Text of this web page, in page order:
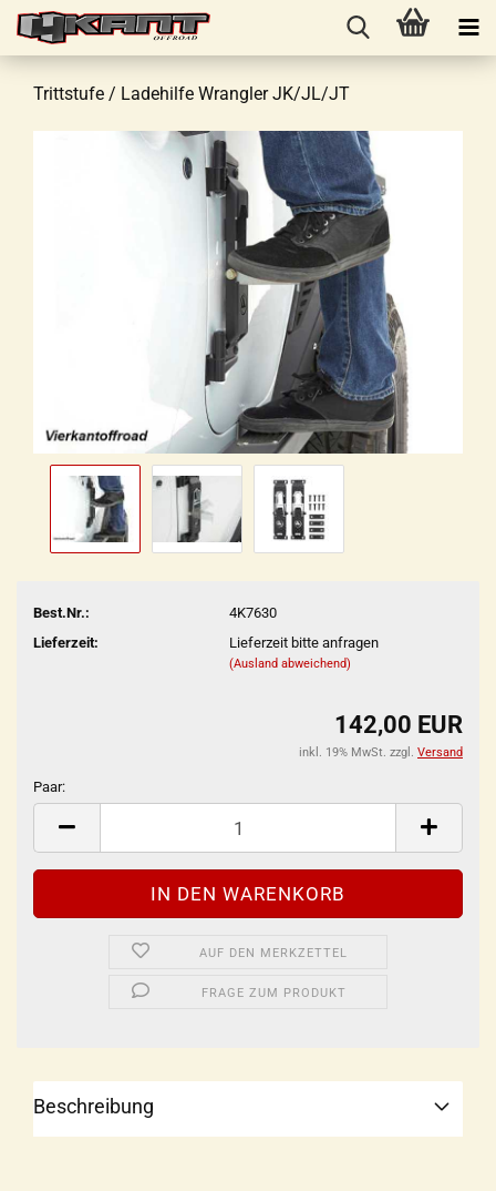
Trittstufe / Ladehilfe Wrangler JK/JL/JT
Best.Nr.:
4K7630
Lieferzeit:
Lieferzeit bitte anfragen
(Ausland abweichend)
142,00 EUR
inkl. 19% MwSt. zzgl. Versand
Paar:
Paar
AUF DEN MERKZETTEL
FRAGE ZUM PRODUKT
Beschreibung